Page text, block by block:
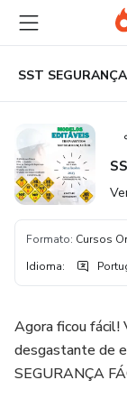
para
conteúdo
principal
para
pagamento
para
rodapé
Formato: Cursos
Idioma:
Agora ficou fácil!
desgastante de
SEGURANÇA